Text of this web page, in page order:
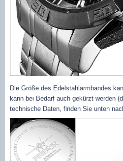
Die Größe des Edelstahlarmbandes
kann bei Bedarf auch gekürzt werden
technische Daten, finden Sie unten